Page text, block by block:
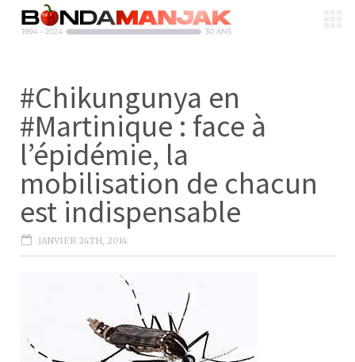
#Chikungunya en
#Martinique : face à
l’épidémie, la
mobilisation de chacun
est indispensable
JANVIER 24TH, 2014